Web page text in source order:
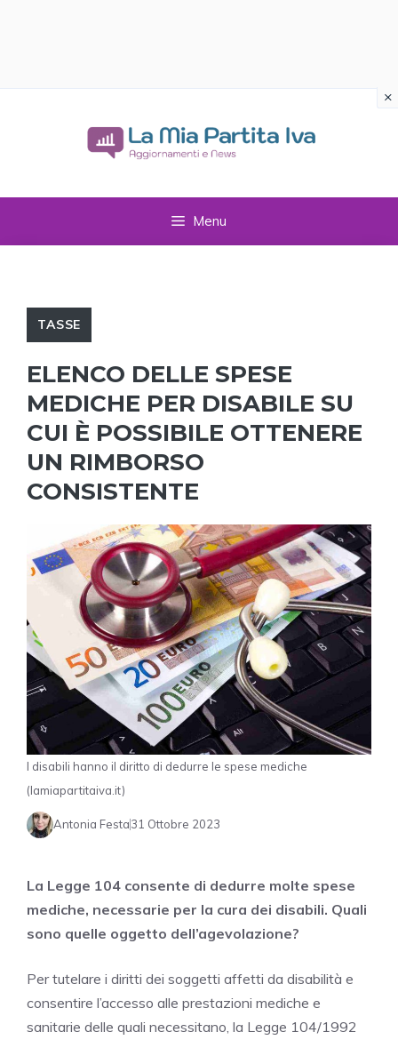
Menu
TASSE
ELENCO DELLE SPESE
MEDICHE PER DISABILE SU
CUI È POSSIBILE OTTENERE
UN RIMBORSO
CONSISTENTE
I disabili hanno il diritto di dedurre le spese mediche
(lamiapartitaiva.it)
Antonia Festa31 Ottobre 2023
La Legge 104 consente di dedurre molte spese
mediche, necessarie per la cura dei disabili. Quali
sono quelle oggetto dell’agevolazione?
Per tutelare i diritti dei soggetti affetti da disabilità e
consentire l’accesso alle prestazioni mediche e
sanitarie delle quali necessitano, la Legge 104/1992
×